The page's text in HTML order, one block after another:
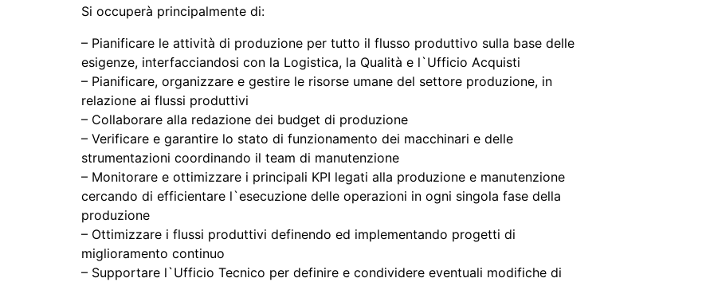
Si occuperà principalmente di:
– Pianificare le attività di produzione per tutto il flusso produttivo sulla base delle
esigenze, interfacciandosi con la Logistica, la Qualità e l`Ufficio Acquisti
– Pianificare, organizzare e gestire le risorse umane del settore produzione, in
relazione ai flussi produttivi
– Collaborare alla redazione dei budget di produzione
– Verificare e garantire lo stato di funzionamento dei macchinari e delle
strumentazioni coordinando il team di manutenzione
– Monitorare e ottimizzare i principali KPI legati alla produzione e manutenzione
cercando di efficientare l`esecuzione delle operazioni in ogni singola fase della
produzione
– Ottimizzare i flussi produttivi definendo ed implementando progetti di
miglioramento continuo
– Supportare l`Ufficio Tecnico per definire e condividere eventuali modifiche di